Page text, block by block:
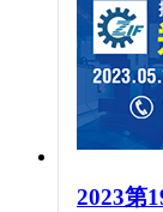
2023第